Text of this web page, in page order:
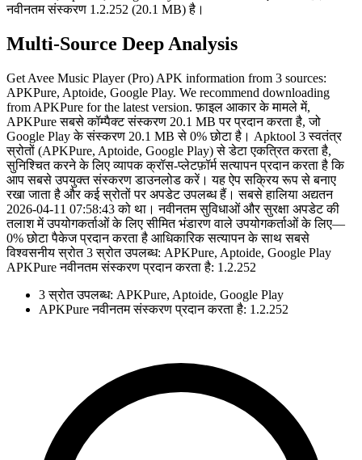
नवीनतम संस्करण 1.2.252 (20.1 MB) है।
Multi-Source Deep Analysis
Get Avee Music Player (Pro) APK information from 3 sources:
APKPure, Aptoide, Google Play. We recommend downloading
from APKPure for the latest version. फ़ाइल आकार के मामले में,
APKPure सबसे कॉम्पैक्ट संस्करण 20.1 MB पर प्रदान करता है, जो
Google Play के संस्करण 20.1 MB से 0% छोटा है। Apktool 3 स्वतंत्र
स्रोतों (APKPure, Aptoide, Google Play) से डेटा एकत्रित करता है,
सुनिश्चित करने के लिए व्यापक क्रॉस-प्लेटफ़ॉर्म सत्यापन प्रदान करता है कि
आप सबसे उपयुक्त संस्करण डाउनलोड करें। यह ऐप सक्रिय रूप से बनाए
रखा जाता है और कई स्रोतों पर अपडेट उपलब्ध हैं। सबसे हालिया अद्यतन
2026-04-11 07:58:43 को था। नवीनतम सुविधाओं और सुरक्षा अपडेट की
तलाश में उपयोगकर्ताओं के लिए सीमित भंडारण वाले उपयोगकर्ताओं के लिए—
0% छोटा पैकेज प्रदान करता है आधिकारिक सत्यापन के साथ सबसे
विश्वसनीय स्रोत 3 स्रोत उपलब्ध: APKPure, Aptoide, Google Play
APKPure नवीनतम संस्करण प्रदान करता है: 1.2.252
3 स्रोत उपलब्ध: APKPure, Aptoide, Google Play
APKPure नवीनतम संस्करण प्रदान करता है: 1.2.252